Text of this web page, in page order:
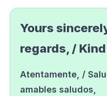
Yours
regards, /
Atentamente, /
amables saludos,